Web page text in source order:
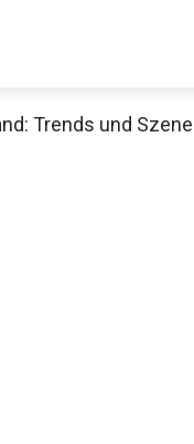
Trends und
dir jetzt die